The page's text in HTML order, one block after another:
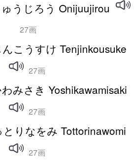
うじろう Onijuujirou
27画
こうすけ Tenjinkousuke
27画
みさき Yoshikawamisaki
27画
とりなをみ Tottorinawomi
27画